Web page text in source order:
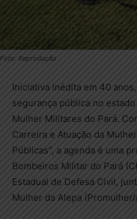
Foto: Reprodução
Iniciativa inédita em 40
segurança pública no
Mulher Militares do Pará.
Carreira e Atuação da
Públicas”, a agenda é uma
Bombeiros Militar do Pará
Estadual de Defesa Civil,
Mulher da Alepa (Promulher/